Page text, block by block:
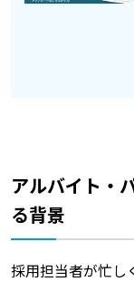
アルバイト・
る背景
採用担当者が忙し